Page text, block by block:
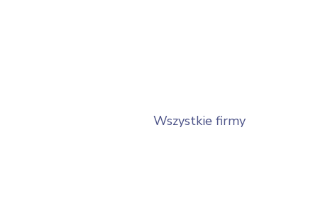
Wszystkie firmy